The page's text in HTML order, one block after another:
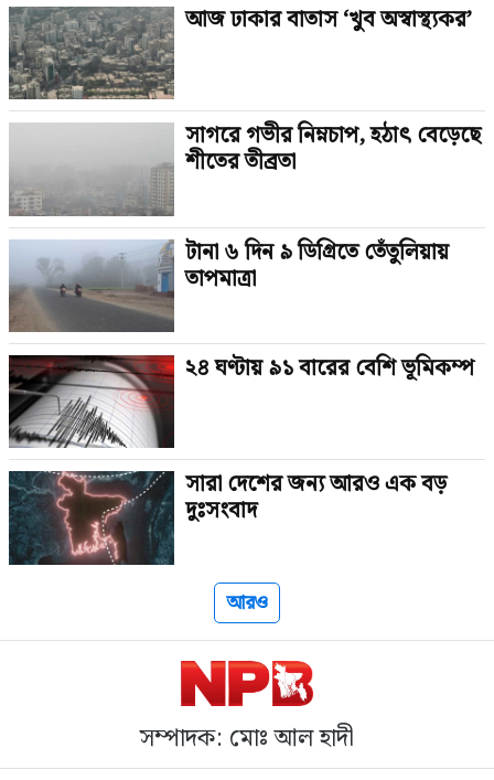
আজ ঢাকার বাতাস ‘খুব অস্বাস্থ্যকর’
সাগরে গভীর নিম্নচাপ, হঠাৎ বেড়েছে
শীতের তীব্রতা
টানা ৬ দিন ৯ ডিগ্রিতে তেঁতুলিয়ায়
তাপমাত্রা
২৪ ঘণ্টায় ৯১ বারের বেশি ভূমিকম্প
সারা দেশের জন্য আরও এক বড়
দুঃসংবাদ
আরও
সম্পাদক: মোঃ আল হাদী